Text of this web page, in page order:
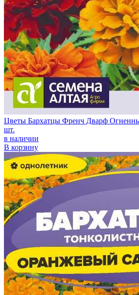
Цветы Бархатцы Френч Дварф
шт.
в наличии
В корзину